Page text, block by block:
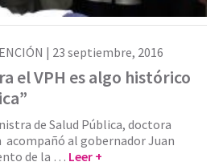
| 23 septiembre, 2016
el VPH es algo histórico
de Salud Pública, doctora
acompañó al gobernador Juan
de la … Leer +